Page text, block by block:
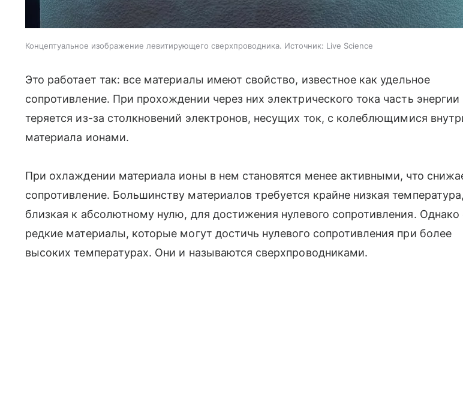
Концептуальное изображение левитирующего сверхпроводника. Источник: Live Science
Это работает так: все материалы имеют свойство, известное как удельное
сопротивление. При прохождении через них электрического тока часть энергии
теряется из-за столкновений электронов, несущих ток, с колеблющимися
материала ионами.
При охлаждении материала ионы в нем становятся менее активными, что
сопротивление. Большинству материалов требуется крайне низкая температура,
близкая к абсолютному нулю, для достижения нулевого сопротивления. Однако
редкие материалы, которые могут достичь нулевого сопротивления при более
высоких температурах. Они и называются сверхпроводниками.